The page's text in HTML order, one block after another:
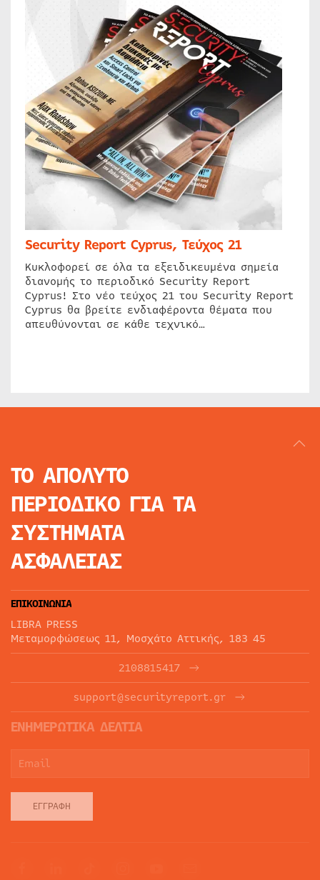
Security Report Cyprus, Τεύχος 21
Κυκλοφορεί σε όλα τα εξειδικευμένα σημεία
διανομής το περιοδικό Security Report
Cyprus! Στο νέο τεύχος 21 του Security Report
Cyprus θα βρείτε ενδιαφέροντα θέματα που
απευθύνονται σε κάθε τεχνικό…
ΤΟ ΑΠΟΛΥΤΟ
ΠΕΡΙΟΔΙΚΟ ΓΙΑ ΤΑ
ΣΥΣΤΗΜΑΤΑ
ΑΣΦΑΛΕΙΑΣ
ΕΠΙΚΟΙΝΩΝΙΑ
LIBRA PRESS
Μεταμορφώσεως 11, Μοσχάτο Αττικής, 183 45
2108815417
support@securityreport.gr
ΕΝΗΜΕΡΩΤΙΚΑ ΔΕΛΤΙΑ
ΕΓΓΡΑΦΉ